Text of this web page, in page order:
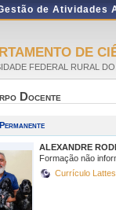
de Atividades
DE
FEDERAL RURAL
Docente
ALEXANDRE
Formação não
Currículo